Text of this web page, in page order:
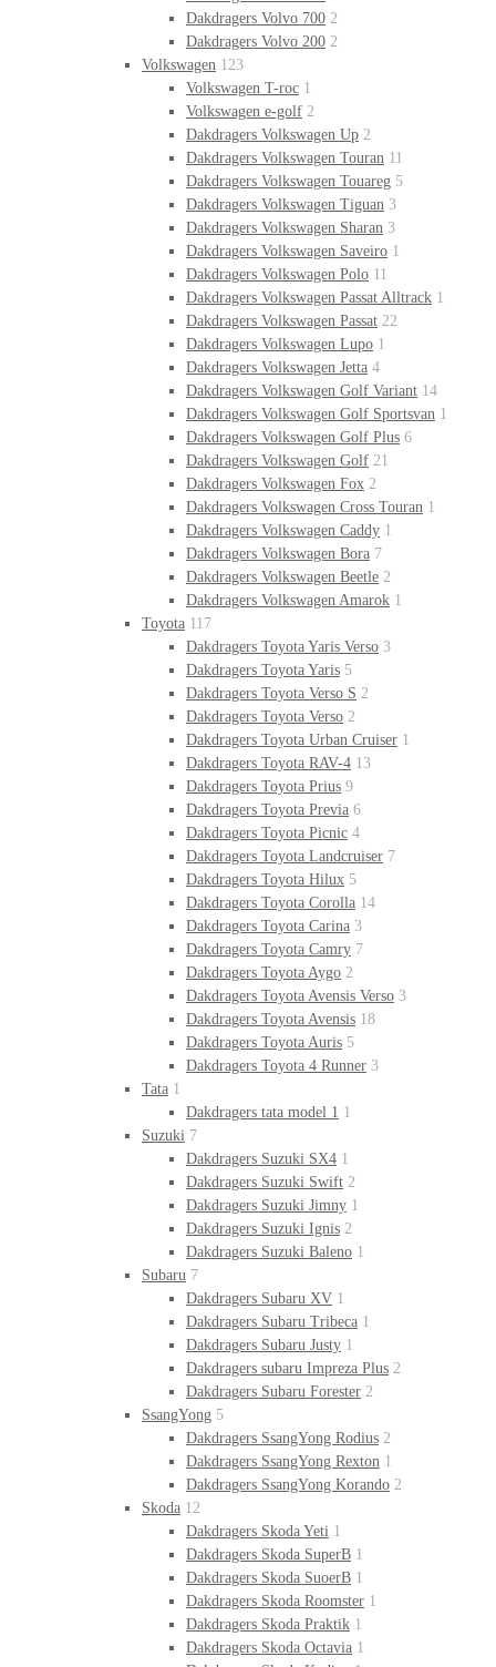
Dakdragers Volvo 700 2
Dakdragers Volvo 200 2
Volkswagen 123
Volkswagen T-roc 1
Volkswagen e-golf 2
Dakdragers Volkswagen Up 2
Dakdragers Volkswagen Touran 11
Dakdragers Volkswagen Touareg 5
Dakdragers Volkswagen Tiguan 3
Dakdragers Volkswagen Sharan 3
Dakdragers Volkswagen Saveiro 1
Dakdragers Volkswagen Polo 11
Dakdragers Volkswagen Passat Alltrack 1
Dakdragers Volkswagen Passat 22
Dakdragers Volkswagen Lupo 1
Dakdragers Volkswagen Jetta 4
Dakdragers Volkswagen Golf Variant 14
Dakdragers Volkswagen Golf Sportsvan 1
Dakdragers Volkswagen Golf Plus 6
Dakdragers Volkswagen Golf 21
Dakdragers Volkswagen Fox 2
Dakdragers Volkswagen Cross Touran 1
Dakdragers Volkswagen Caddy 1
Dakdragers Volkswagen Bora 7
Dakdragers Volkswagen Beetle 2
Dakdragers Volkswagen Amarok 1
Toyota 117
Dakdragers Toyota Yaris Verso 3
Dakdragers Toyota Yaris 5
Dakdragers Toyota Verso S 2
Dakdragers Toyota Verso 2
Dakdragers Toyota Urban Cruiser 1
Dakdragers Toyota RAV-4 13
Dakdragers Toyota Prius 9
Dakdragers Toyota Previa 6
Dakdragers Toyota Picnic 4
Dakdragers Toyota Landcruiser 7
Dakdragers Toyota Hilux 5
Dakdragers Toyota Corolla 14
Dakdragers Toyota Carina 3
Dakdragers Toyota Camry 7
Dakdragers Toyota Aygo 2
Dakdragers Toyota Avensis Verso 3
Dakdragers Toyota Avensis 18
Dakdragers Toyota Auris 5
Dakdragers Toyota 4 Runner 3
Tata 1
Dakdragers tata model 1 1
Suzuki 7
Dakdragers Suzuki SX4 1
Dakdragers Suzuki Swift 2
Dakdragers Suzuki Jimny 1
Dakdragers Suzuki Ignis 2
Dakdragers Suzuki Baleno 1
Subaru 7
Dakdragers Subaru XV 1
Dakdragers Subaru Tribeca 1
Dakdragers Subaru Justy 1
Dakdragers subaru Impreza Plus 2
Dakdragers Subaru Forester 2
SsangYong 5
Dakdragers SsangYong Rodius 2
Dakdragers SsangYong Rexton 1
Dakdragers SsangYong Korando 2
Skoda 12
Dakdragers Skoda Yeti 1
Dakdragers Skoda SuperB 1
Dakdragers Skoda SuoerB 1
Dakdragers Skoda Roomster 1
Dakdragers Skoda Praktik 1
Dakdragers Skoda Octavia 1